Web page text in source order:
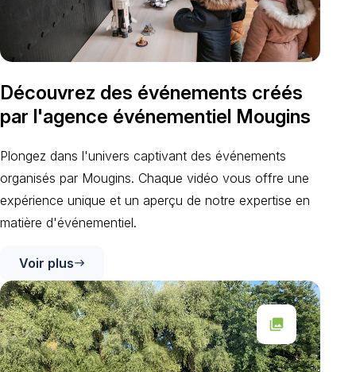
Découvrez des événements créés
par l'agence événementiel Mougins
Plongez dans l'univers captivant des événements
organisés par Mougins. Chaque vidéo vous offre une
expérience unique et un aperçu de notre expertise en
matière d'événementiel.
Voir pluseast
collections